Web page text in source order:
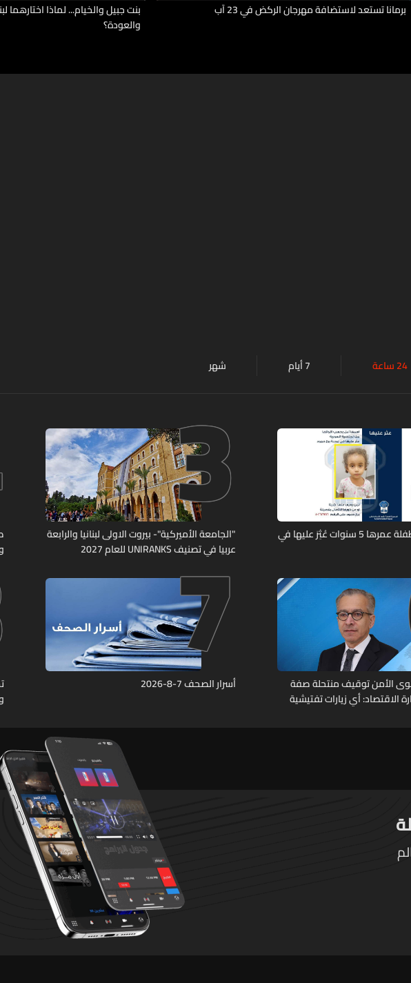
برمانا تستعد لاستضافة مهرجان الركض في 23 آب
بنت جبيل والخيام... لماذا اختارهما
والعودة؟
24 ساعة 7 أيام شهر
تعميم صورة طفلة عمرها 5 سنوات عُثِرَ عليها في
3
"الجامعة الأميركية"- بيروت الاولى لبنانيا والرابعة
عربيا في تصنيف UNIRANKS للعام 2027
الأمن توقيف منتحلة صفة
الاقتصاد: أي زيارات تفتيشية
7
أسرار الصحف 7-8-2026